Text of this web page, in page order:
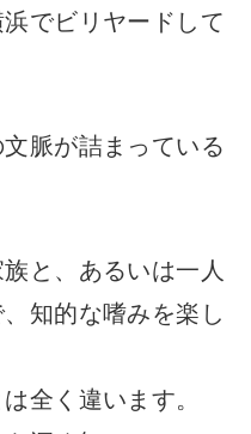
でビリヤードして
脈が詰まっている
と、あるいは一人
知的な嗜みを楽し
全く違います。